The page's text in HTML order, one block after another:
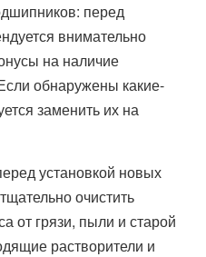
перед
внимательно
на наличие
обнаружены какие-
заменить их на
установкой новых
очистить
от грязи, пыли и старой
растворители и